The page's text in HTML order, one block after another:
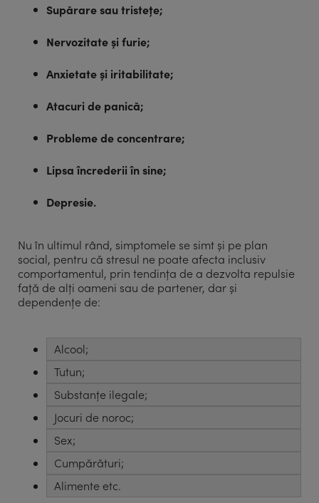
Supărare sau tristețe;
Nervozitate și furie;
Anxietate și iritabilitate;
Atacuri de panică;
Probleme de concentrare;
Lipsa încrederii în sine;
Depresie.
Nu în ultimul rând, simptomele se simt și pe plan
social, pentru că stresul ne poate afecta inclusiv
comportamentul, prin tendința de a dezvolta repulsie
față de alți oameni sau de partener, dar și
dependențe de:
Alcool;
Tutun;
Substanțe ilegale;
Jocuri de noroc;
Sex;
Cumpărături;
Alimente etc.